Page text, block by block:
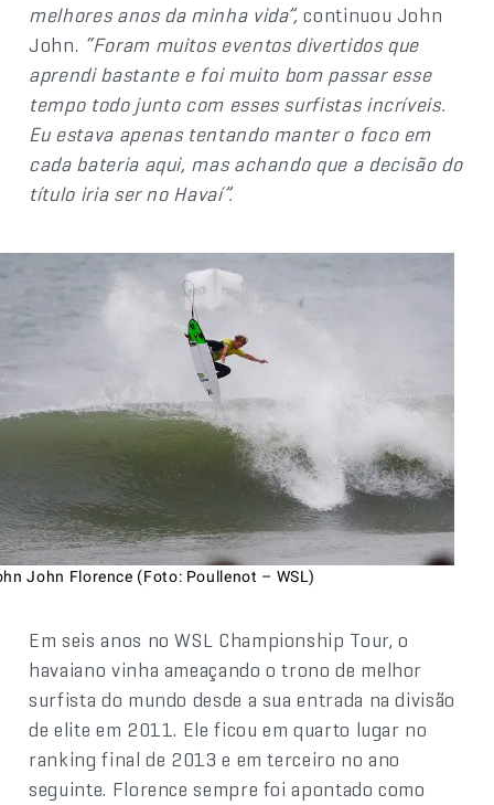
melhores anos da minha vida”,continuou John
John. “Foram muitos eventos divertidos que
aprendi bastante e foi muito bom passar esse
tempo todo junto com esses surfistas incríveis.
Eu estava apenas tentando manter o foco em
cada bateria aqui, mas achando que a decisão do
título iria ser no Havaí”.
John Florence (Foto: Poullenot – WSL)
Em seis anos no WSL Championship Tour, o
havaiano vinha ameaçando o trono de melhor
surfista do mundo desde a sua entrada na divisão
de elite em 2011. Ele ficou em quarto lugar no
ranking final de 2013 e em terceiro no ano
seguinte. Florence sempre foi apontado como